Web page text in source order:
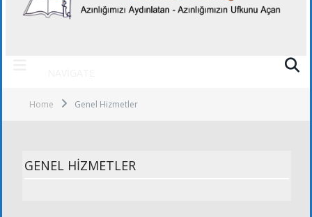
Home Genel Hizmetler
GENEL HIZMETLER